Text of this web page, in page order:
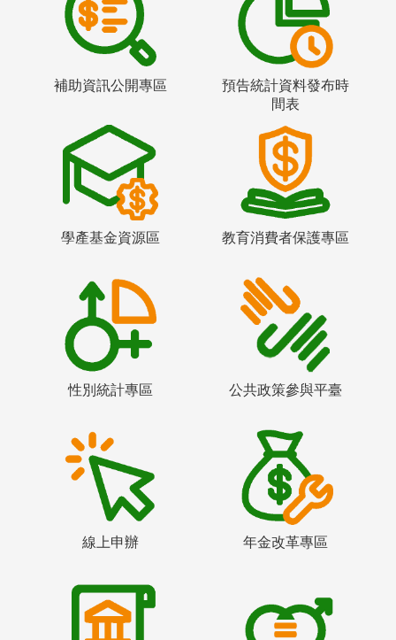
補助資訊公開專區
預告統計資料發布時
間表
學產基金資源區 教育消費者保護專區
性別統計專區 公共政策參與平臺
線上申辦 年金改革專區